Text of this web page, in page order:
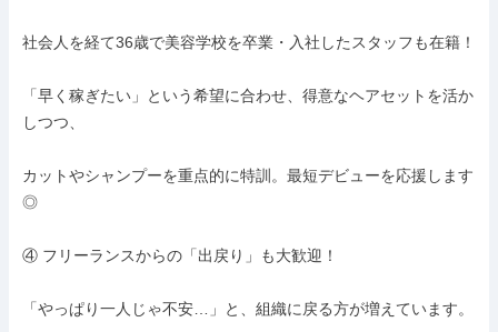
社会人を経て36歳で美容学校を卒業・入社したスタッフも在籍！
「早く稼ぎたい」という希望に合わせ、得意なヘアセットを活か
しつつ、
カットやシャンプーを重点的に特訓。最短デビューを応援します
◎
④ フリーランスからの「出戻り」も大歓迎！
「やっぱり一人じゃ不安…」と、組織に戻る方が増えています。